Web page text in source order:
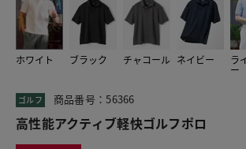
ホワイト ブラック チャコール ネイビー ラ
ー
ゴルフ 商品番号：56366
高性能アクティブ軽快ゴルフポロ
この商品をシェアする
高性能アクティブ軽快ゴルフポロ
¥2,990 税込¥3,289